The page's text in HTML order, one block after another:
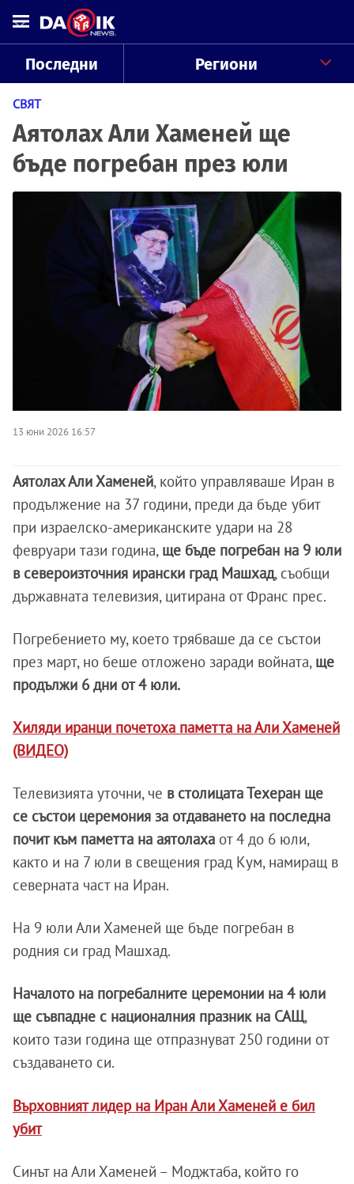
Последни Региони
СВЯТ
Аятолах Али Хаменей ще
бъде погребан през юли
13 юни 2026 16:57
Аятолах Али Хаменей, който управляваше Иран в
продължение на 37 години, преди да бъде убит
при израелско-американските удари на 28
февруари тази година, ще бъде погребан на 9 юли
в североизточния ирански град Машхад, съобщи
държавната телевизия, цитирана от Франс прес.
Погребението му, което трябваше да се състои
през март, но беше отложено заради войната, ще
продължи 6 дни от 4 юли.
Хиляди иранци почетоха паметта на Али Хаменей
(ВИДЕО)
Телевизията уточни, че в столицата Техеран ще
се състои церемония за отдаването на последна
почит към паметта на аятолаха от 4 до 6 юли,
както и на 7 юли в свещения град Кум, намиращ в
северната част на Иран.
На 9 юли Али Хаменей ще бъде погребан в
родния си град Машхад.
Началото на погребалните церемонии на 4 юли
ще съвпадне с националния празник на САЩ,
които тази година ще отпразнуват 250 години от
създаването си.
Върховният лидер на Иран Али Хаменей е бил
убит
Синът на Али Хаменей – Моджтаба, който го